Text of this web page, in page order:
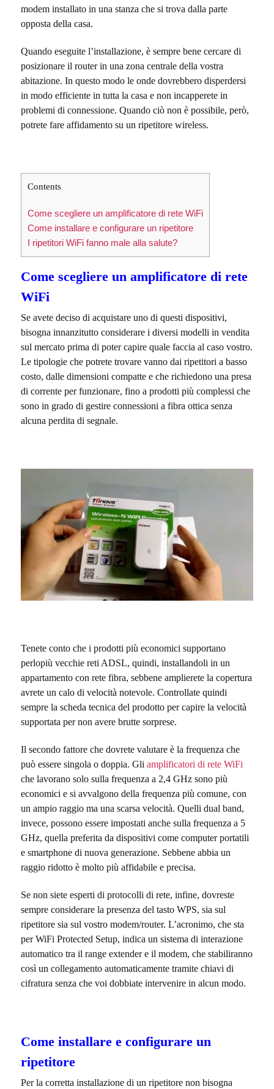
modem installato in una stanza che si trova dalla parte
opposta della casa.
Quando eseguite l’installazione, è sempre bene cercare di
posizionare il router in una zona centrale della vostra
abitazione. In questo modo le onde dovrebbero disperdersi
in modo efficiente in tutta la casa e non incapperete in
problemi di connessione. Quando ciò non è possibile, però,
potrete fare affidamento su un ripetitore wireless.
Contents
Come scegliere un amplificatore di rete WiFi
Come installare e configurare un ripetitore
I ripetitori WiFi fanno male alla salute?
Come scegliere un amplificatore di rete
WiFi
Se avete deciso di acquistare uno di questi dispositivi,
bisogna innanzitutto considerare i diversi modelli in vendita
sul mercato prima di poter capire quale faccia al caso vostro.
Le tipologie che potrete trovare vanno dai ripetitori a basso
costo, dalle dimensioni compatte e che richiedono una presa
di corrente per funzionare, fino a prodotti più complessi che
sono in grado di gestire connessioni a fibra ottica senza
alcuna perdita di segnale.
Tenete conto che i prodotti più economici supportano
perlopiù vecchie reti ADSL, quindi, installandoli in un
appartamento con rete fibra, sebbene amplierete la copertura
avrete un calo di velocità notevole. Controllate quindi
sempre la scheda tecnica del prodotto per capire la velocità
supportata per non avere brutte sorprese.
Il secondo fattore che dovrete valutare è la frequenza che
può essere singola o doppia. Gli amplificatori di rete WiFi
che lavorano solo sulla frequenza a 2,4 GHz sono più
economici e si avvalgono della frequenza più comune, con
un ampio raggio ma una scarsa velocità. Quelli dual band,
invece, possono essere impostati anche sulla frequenza a 5
GHz, quella preferita da dispositivi come computer portatili
e smartphone di nuova generazione. Sebbene abbia un
raggio ridotto è molto più affidabile e precisa.
Se non siete esperti di protocolli di rete, infine, dovreste
sempre considerare la presenza del tasto WPS, sia sul
ripetitore sia sul vostro modem/router. L’acronimo, che sta
per WiFi Protected Setup, indica un sistema di interazione
automatico tra il range extender e il modem, che stabiliranno
così un collegamento automaticamente tramite chiavi di
cifratura senza che voi dobbiate intervenire in alcun modo.
Come installare e configurare un
ripetitore
Per la corretta installazione di un ripetitore non bisogna